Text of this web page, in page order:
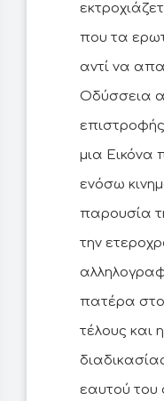
που τα
αντί να
Οδύσσεια
μια Εικόνα
ενόσω
παρουσία
την
πατέρα
τέλους και
εαυτού του